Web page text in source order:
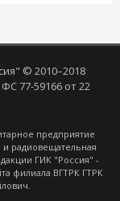
© 2010–2018
77-59166 от 22
предприятие
и радиовещательная
ГИК "Россия" -
филиала ВГТРК ГТРК